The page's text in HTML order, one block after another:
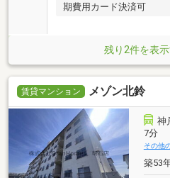
期費用カード決済可
残り2件を表
賃貸マンション メゾン北鈴
神
7分
その他
築53